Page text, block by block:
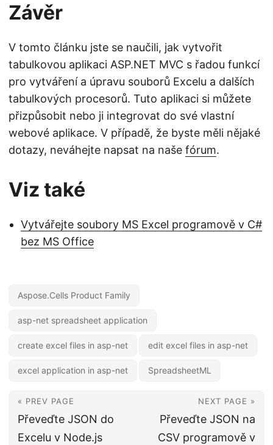
Závěr
V tomto článku jste se naučili, jak vytvořit
tabulkovou aplikaci ASP.NET MVC s řadou funkcí
pro vytváření a úpravu souborů Excelu a dalších
tabulkových procesorů. Tuto aplikaci si můžete
přizpůsobit nebo ji integrovat do své vlastní
webové aplikace. V případě, že byste měli nějaké
dotazy, neváhejte napsat na naše fórum.
Viz také
Vytvářejte soubory MS Excel programově v C#
bez MS Office
Aspose.Cells Product Family
asp-net spreadsheet application
create excel files in asp-net edit excel files in asp-net
excel application in asp-net SpreadsheetML
« PREV PAGE
Převeďte JSON do
Excelu v Node.js
NEXT PAGE »
Převeďte JSON na
CSV programově v